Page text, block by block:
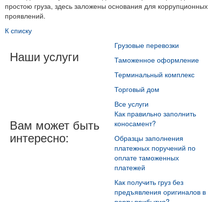
простою груза, здесь заложены основания для коррупционных
проявлений.
К списку
Наши услуги
Грузовые перевозки
Таможенное оформление
Терминальный комплекс
Торговый дом
Все услуги
Вам может быть
интересно:
Как правильно заполнить
коносамент?
Образцы заполнения
платежных поручений по
оплате таможенных
платежей
Как получить груз без
предъявления оригиналов в